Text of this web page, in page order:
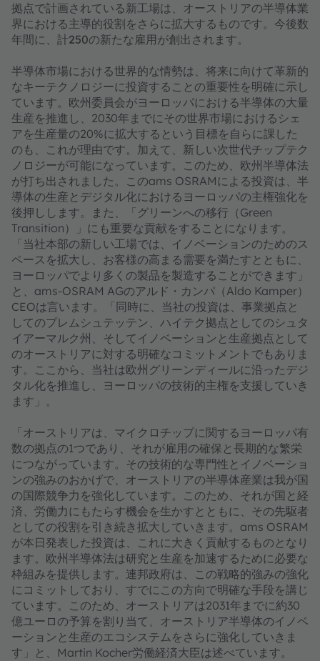
拠点で計画されている新工場は、オーストリアの半導体業
界における主導的役割をさらに拡大するものです。今後数
年間に、計250の新たな雇用が創出されます。
半導体市場における世界的な情勢は、将来に向けて革新的
なキーテクノロジーに投資することの重要性を明確に示し
ています。欧州委員会がヨーロッパにおける半導体の大量
生産を推進し、2030年までにその世界市場におけるシェ
アを生産量の20%に拡大するという目標を自らに課した
のも、これが理由です。加えて、新しい次世代チップテク
ノロジーが可能になっています。このため、欧州半導体法
が打ち出されました。このams OSRAMによる投資は、半
導体の生産とデジタル化におけるヨーロッパの主権強化を
後押しします。また、「グリーンへの移行（Green
Transition）」にも重要な貢献をすることになります。
「当社本部の新しい工場では、イノベーションのためのス
ペースを拡大し、お客様の高まる需要を満たすとともに、
ヨーロッパでより多くの製品を製造することができます」
と、ams-OSRAM AGのアルド・カンパ（Aldo Kamper）
CEOは言います。「同時に、当社の投資は、事業拠点と
してのプレムシュテッテン、ハイテク拠点としてのシュタ
イアーマルク州、そしてイノベーションと生産拠点として
のオーストリアに対する明確なコミットメントでもありま
す。ここから、当社は欧州グリーンディールに沿ったデジ
タル化を推進し、ヨーロッパの技術的主権を支援していき
ます」。
「オーストリアは、マイクロチップに関するヨーロッパ有
数の拠点の1つであり、それが雇用の確保と長期的な繁栄
につながっています。その技術的な専門性とイノベーショ
ンの強みのおかげで、オーストリアの半導体産業は我が国
の国際競争力を強化しています。このため、それが国と経
済、労働力にもたらす機会を生かすとともに、その先駆者
としての役割を引き続き拡大していきます。ams OSRAM
が本日発表した投資は、これに大きく貢献するものとなり
ます。欧州半導体法は研究と生産を加速するために必要な
枠組みを提供します。連邦政府は、この戦略的強みの強化
にコミットしており、すでにこの方向で明確な手段を講じ
ています。このため、オーストリアは2031年までに約30
億ユーロの予算を割り当て、オーストリア半導体のイノベ
ーションと生産のエコシステムをさらに強化していきま
す」と、Martin Kocher労働経済大臣は述べています。